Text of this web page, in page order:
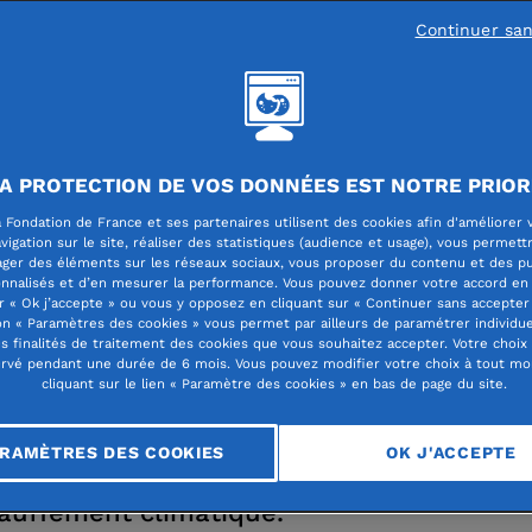
GEOTEC
GEOTEC a pour vocation de
d’associations reconnues d’utilité
en finançant des projets ayant
principaux d’aider les personnes en
en vue d’une meilleure insertion
d’aider les populations défavorisées
de l’Ouest et de lutter contre le
climatique.
PROTECTION DE VOS DONNÉES EST NOTRE
Fondation de France et ses partenaires utilisent des cookies afin d'améliorer
sur le site, réaliser des statistiques (audience et usage), vous
des éléments sur les réseaux sociaux, vous proposer du contenu et des
et d’en mesurer la performance. Vous pouvez donner votre accord
« Ok j’accepte » ou vous y opposez en cliquant sur « Continuer sans accepter
« Paramètres des cookies » vous permet par ailleurs de paramétrer
finalités de traitement des cookies que vous souhaitez accepter. Votre choix
pendant une durée de 6 mois. Vous pouvez modifier votre choix à tout
cliquant sur le lien « Paramètre des cookies » en bas de page du site.
DES COOKIES OK J'ACCEPTE
Continuer